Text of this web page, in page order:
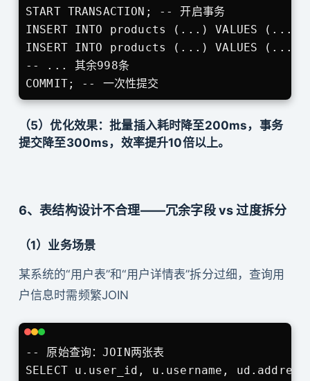
START TRANSACTION; -- 开启事务
INSERT INTO products (...) VALUES
INSERT INTO products (...) VALUES
-- ... 其余998条
COMMIT; -- 一次性提交
（5）优化效果：批量插入耗时降至200ms，事务
提交降至300ms，效率提升10倍以上。
6、表结构设计不合理——冗余字段 vs 过度拆分
（1）业务场景
某系统的“用户表”和“用户详情表”拆分过细，查询用
户信息时需频繁JOIN
-- 原始查询：JOIN两张表
SELECT u.user_id, u.username,